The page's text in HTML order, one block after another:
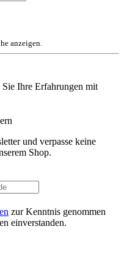
anzeigen.
Ihre Erfahrungen mit
und verpasse keine
Shop.
zur Kenntnis genommen
einverstanden.